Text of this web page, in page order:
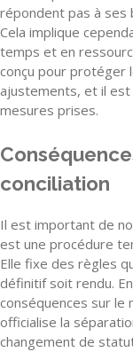
répondent pas à ses
Cela implique
temps et en
conçu pour protéger
ajustements, et il est
mesures prises.
conciliation
Il est important de
est une procédure
Elle fixe des règles
définitif soit rendu.
conséquences sur le
officialise la
changement de